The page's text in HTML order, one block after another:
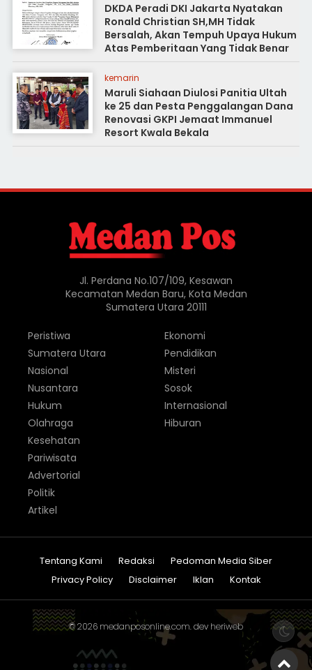
DKDA Peradi DKI Jakarta Nyatakan
Ronald Christian SH,MH Tidak
Bersalah, Akan Tempuh Upaya Hukum
Atas Pemberitaan Yang Tidak Benar
kemarin
Maruli Siahaan Diulosi Panitia Ultah
ke 25 dan Pesta Penggalangan Dana
Renovasi GKPI Jemaat Immanuel
Resort Kwala Bekala
Jl. Perdana No.107/109, Kesawan
Kecamatan Medan Baru, Kota Medan
Sumatera Utara 20111
Peristiwa
Sumatera Utara
Nasional
Nusantara
Hukum
Olahraga
Ekonomi
Pendidikan
Misteri
Sosok
Internasional
Hiburan
Kesehatan
Pariwisata
Advertorial
Politik
Artikel
Tentang Kami Redaksi
Pedoman Media Siber
Privacy Policy
Disclaimer Iklan Kontak
© 2026 medanposonline.com. dev heriweb